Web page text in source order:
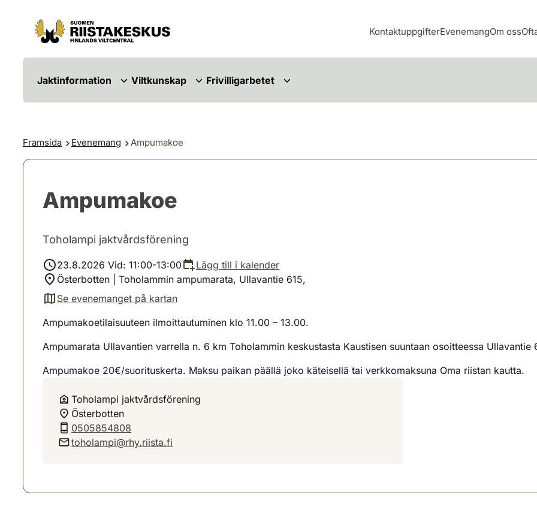
Hoppa till innehåll
Gå till webbplatskartan
KontaktuppgifterEvenemangOm oss
Jaktinformation Viltkunskap Frivilligarbetet
Framsida Evenemang Ampumakoe
Ampumakoe
Toholampi jaktvårdsförening
23.8.2026 Vid: 11:00-13:00
Lägg till i kalender
Österbotten | Toholammin ampumarata, Ullavantie 615,
Se evenemanget på kartan
(avautuu uuteen välilehteen)
Ampumakoetilaisuuteen ilmoittautuminen klo 11.00 – 13.00.
Ampumarata Ullavantien varrella n. 6 km Toholammin keskustasta Kaustisen suuntaan osoitteessa Ullavantie
Ampumakoe 20€/suorituskerta. Maksu paikan päällä joko käteisellä tai verkkomaksuna Oma riistan kautta.
Toholampi jaktvårdsförening
Österbotten
0505854808
toholampi@rhy.riista.fi